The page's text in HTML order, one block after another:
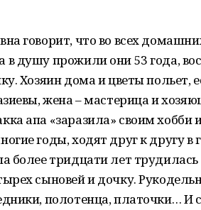
говорит, что во всех
душу прожили они 53 года,
Хозяин дома и цветы польет,
жена – мастерица и
апа «заразила» своим хобби
годы, ходят друг к другу в
более тридцати лет
сыновей и дочку.
полотенца, платочки… И